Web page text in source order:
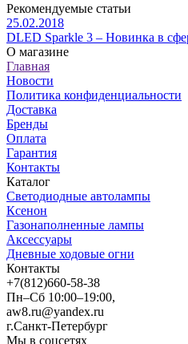
Рекомендуемые статьи
25.02.2018
DLED Sparkle 3 – Новинка в
О магазине
Главная
Новости
Политика конфиденциальности
Доставка
Бренды
Оплата
Гарантия
Контакты
Каталог
Светодиодные автолампы
Ксенон
Газонаполненные лампы
Аксессуары
Дневные ходовые огни
Контакты
+7(812)660-58-38
Пн–Сб 10:00–19:00,
aw8.ru@yandex.ru
г.Санкт-Петербург
Мы в соцсетях